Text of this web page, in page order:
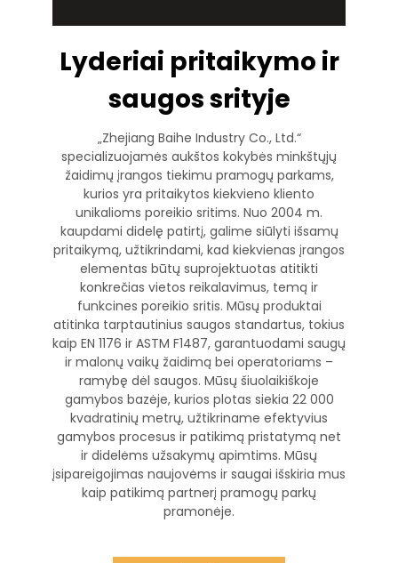
Lyderiai pritaikymo ir
saugos srityje
„Zhejiang Baihe Industry Co., Ltd.“
specializuojamės aukštos kokybės minkštųjų
žaidimų įrangos tiekimu pramogų parkams,
kurios yra pritaikytos kiekvieno kliento
unikalioms poreikio sritims. Nuo 2004 m.
kaupdami didelę patirtį, galime siūlyti išsamų
pritaikymą, užtikrindami, kad kiekvienas įrangos
elementas būtų suprojektuotas atitikti
konkrečias vietos reikalavimus, temą ir
funkcines poreikio sritis. Mūsų produktai
atitinka tarptautinius saugos standartus, tokius
kaip EN 1176 ir ASTM F1487, garantuodami saugų
ir malonų vaikų žaidimą bei operatoriams –
ramybę dėl saugos. Mūsų šiuolaikiškoje
gamybos bazėje, kurios plotas siekia 22 000
kvadratinių metrų, užtikriname efektyvius
gamybos procesus ir patikimą pristatymą net
ir didelėms užsakymų apimtims. Mūsų
įsipareigojimas naujovėms ir saugai išskiria mus
kaip patikimą partnerį pramogų parkų
pramonėje.